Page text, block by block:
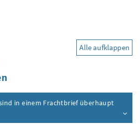
Alle aufklappen
in einem Frachtbrief überhaupt